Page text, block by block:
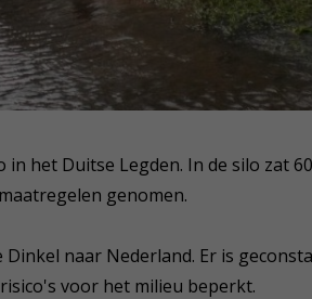
het Duitse Legden. In de silo zat
genomen.
naar Nederland. Er is
voor het milieu beperkt.